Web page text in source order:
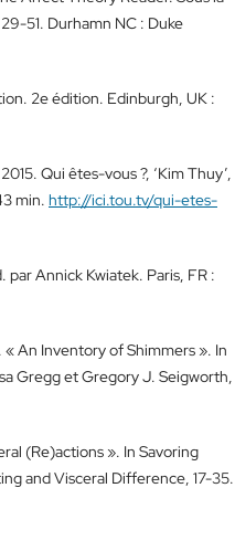
51. Durhamn NC : Duke
2e édition. Edinburgh, UK :
Qui êtes-vous ?, ‘Kim Thuy’,
min. http://ici.tou.tv/qui-etes-
Annick Kwiatek. Paris, FR :
An Inventory of Shimmers ». In
Gregg et Gregory J. Seigworth,
(Re)actions ». In Savoring
and Visceral Difference, 17-35.